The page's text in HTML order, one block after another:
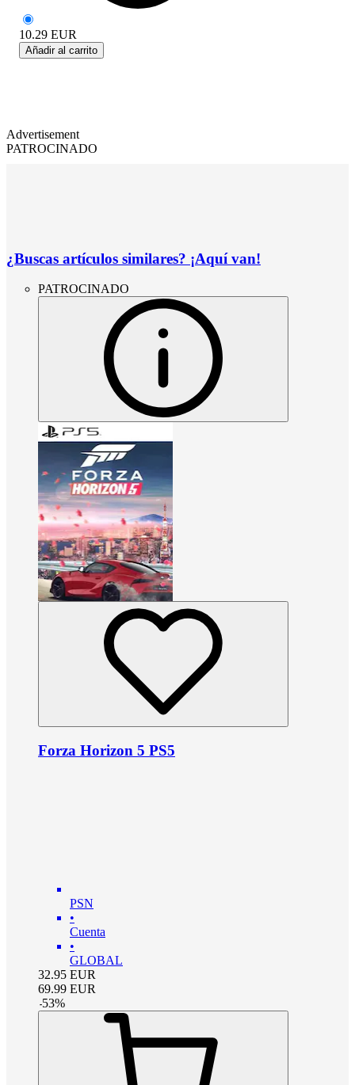
10.29 EUR
Añadir al carrito
Advertisement
PATROCINADO
¿Buscas artículos similares? ¡Aquí van!
PATROCINADO
Forza Horizon 5 PS5
PSN
•
Cuenta
•
GLOBAL
32.95 EUR
69.99 EUR
-53%